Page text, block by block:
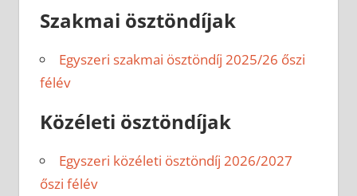
Szakmai ösztöndíjak
Egyszeri szakmai ösztöndíj 2025/26 őszi
félév
Közéleti ösztöndíjak
Egyszeri közéleti ösztöndíj 2026/2027
őszi félév